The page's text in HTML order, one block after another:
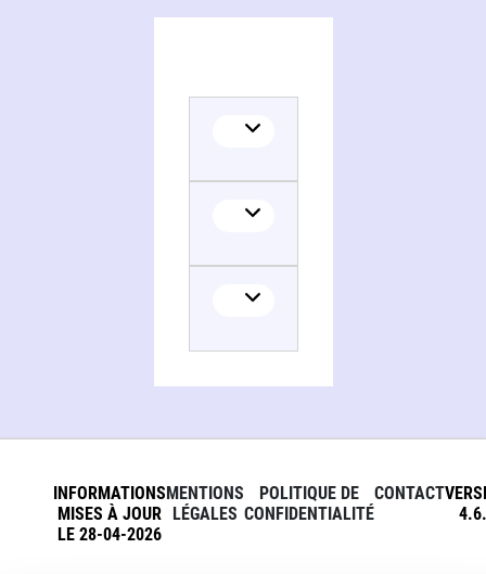
INFORMATIONS
MISES À JOUR
LE 28-04-2026
MENTIONS
LÉGALES
POLITIQUE DE
CONFIDENTIALITÉ
CONTACT